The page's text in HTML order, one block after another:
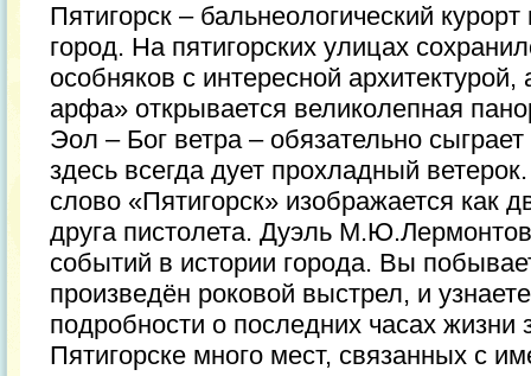
Пятигорск – бальнеологический
город. На пятигорских улицах
особняков с интересной
арфа» открывается великолепная
Эол – Бог ветра – обязательно
здесь всегда дует прохладный
слово «Пятигорск» изображается как
друга пистолета. Дуэль
событий в истории города. Вы
произведён роковой выстрел, и
подробности о последних часах жизни
Пятигорске много мест, связанных с